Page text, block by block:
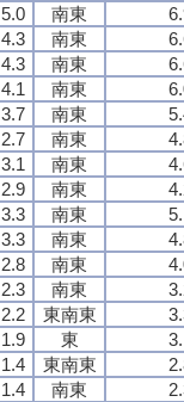
5.0 南東
4.3 南東
4.3 南東
4.1 南東
3.7 南東
2.7 南東
3.1 南東
2.9 南東
3.3 南東
3.3 南東
2.8 南東
2.3 南東
2.2 東南東
1.9 東
1.4 東南東
1.4 南東